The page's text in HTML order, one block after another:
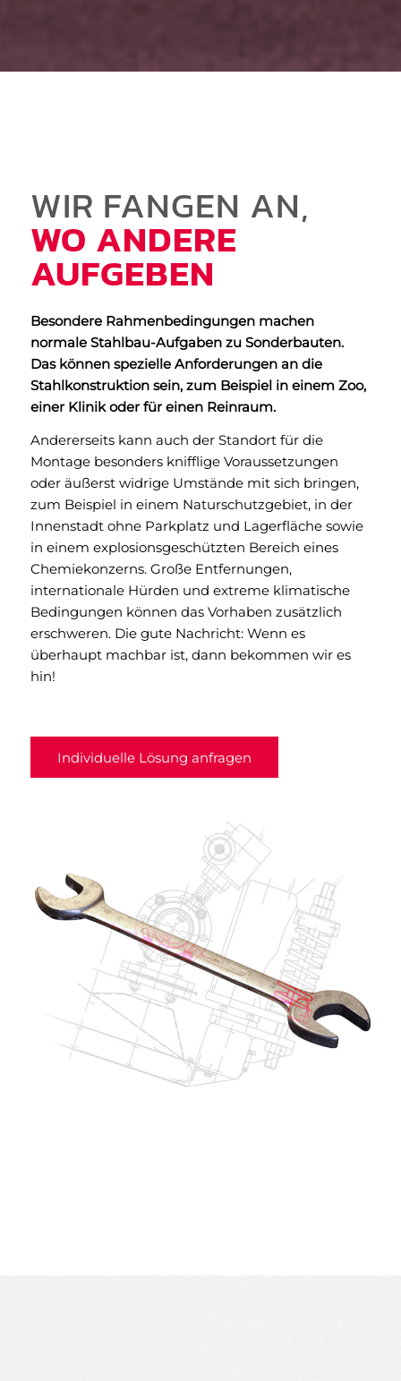
WIR FANGEN AN,
WO ANDERE
AUFGEBEN
Besondere Rahmenbedingungen machen
normale Stahlbau-Aufgaben zu Sonderbauten.
Das können spezielle Anforderungen an die
Stahlkonstruktion sein, zum Beispiel in einem Zoo,
einer Klinik oder für einen Reinraum.
Andererseits kann auch der Standort für die
Montage besonders knifflige Voraussetzungen
oder äußerst widrige Umstände mit sich bringen,
zum Beispiel in einem Naturschutzgebiet, in der
Innenstadt ohne Parkplatz und Lagerfläche sowie
in einem explosionsgeschützten Bereich eines
Chemiekonzerns. Große Entfernungen,
internationale Hürden und extreme klimatische
Bedingungen können das Vorhaben zusätzlich
erschweren. Die gute Nachricht: Wenn es
überhaupt machbar ist, dann bekommen wir es
hin!
Individuelle Lösung anfragen